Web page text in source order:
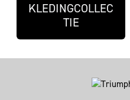
KLEDINGCOLLEC
TIE